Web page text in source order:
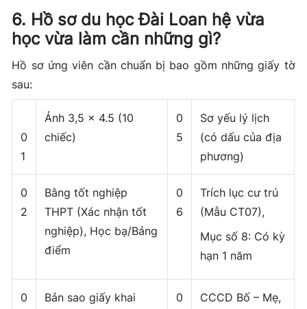
6. Hồ sơ du học Đài Loan hệ vừa
học vừa làm cần những gì?
Hồ sơ ứng viên cần chuẩn bị bao gồm những giấy tờ
sau:
0
1
Ảnh 3,5 x 4.5 (10
chiếc)
0
5
Sơ yếu lý lịch
(có dấu của địa
phương)
0
2
Bằng tốt nghiệp
THPT (Xác nhận tốt
nghiệp), Học bạ/Bảng
điểm
0
6
Trích lục cư trú
(Mẫu CT07),
Mục số 8: Có kỳ
hạn 1 năm
0
Bản sao giấy khai
0
CCCD Bố – Mẹ,